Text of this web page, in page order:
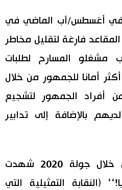
في أغسطس/آب الماضي في
فارغة لتقليل مخاطر
مشغلو المسارح لطلبات
أمانا للجمهور من خلال
أفراد الجمهور لتشجيع
بالإضافة إلى تدابير
يروي إيبيزو أن العروض خلال جولة 2020 شهدت
(النقابة التمثيلية التي